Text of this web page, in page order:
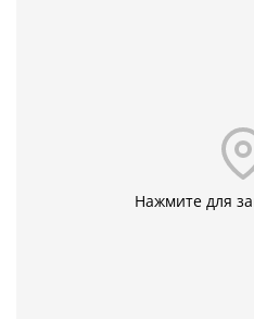
Нажмите для